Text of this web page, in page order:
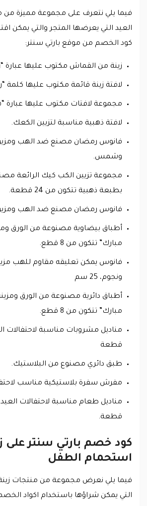
فيما يلي نتعرف على مجموعة مميزة
العيد التي يعرضها المتجر والتي يمكن
كود الخصم من موقع بارتي سنتر:
زينة من القماش مكتوب عليها عبارة
لافتة زينة قائمة مكتوب عليها كلمة
مجموعة لافتات مكتوب عليها عبارة
لافتة ذهبية مناسبة لتزيين الكعك.
فانوس رمضان مصنع ضد الهب
وشمس.
مجموعة تزيين الكب كيك الرائعة
بطبعة ذهبية تتكون من 24 قطعة.
فانوس رمضان مصنع ضد الهب
أطباق بيضاوية مصنوعة من الورق
مبارك” تتكون من 8 قطع.
فانوس يمكن تعليقه مقاوم للهب
ونجوم، 25 سم
أطباق دائرية مصنوعة من الورق
مبارك” تتكون من 8 قطع.
قطعة
طبق دائري مصنوع من البلاستيك.
مفرش سفرة بلاستيكية مناسب
قطعة.
كود خصم بارتي سنتر على
استحمام الطفل
فيما يلي نعرض مجموعة من منتجات
التي يمكن شراؤها باستخدام اكواد